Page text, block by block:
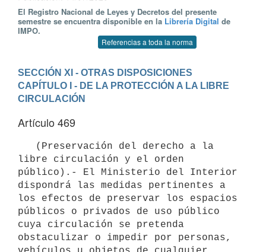
El Registro Nacional de Leyes y Decretos del presente
semestre se encuentra disponible en la Librería Digital de
IMPO.
Referencias a toda la norma
SECCIÓN XI - OTRAS DISPOSICIONES
CAPÍTULO I - DE LA PROTECCIÓN A LA LIBRE
CIRCULACIÓN
Artículo 469
libre circulación y el orden
público).- El Ministerio del Interior
dispondrá las medidas pertinentes a
los efectos de preservar los espacios
públicos o privados de uso público
cuya circulación se pretenda
obstaculizar o impedir por personas,